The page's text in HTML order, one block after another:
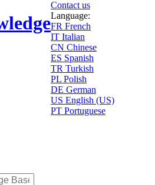
Contact us
Language:
FR French
IT Italian
CN Chinese
ES Spanish
TR Turkish
PL Polish
DE German
US English (US)
PT Portuguese